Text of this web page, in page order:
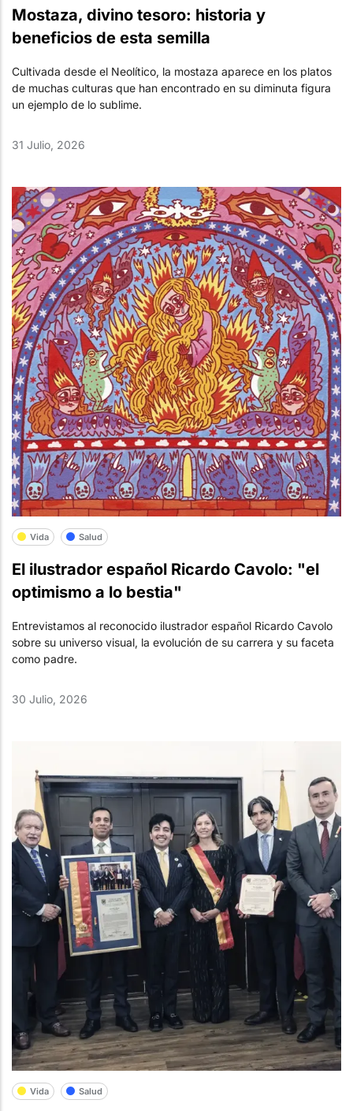
Mostaza, divino tesoro: historia y
beneficios de esta semilla
Cultivada desde el Neolítico, la mostaza aparece en los platos
de muchas culturas que han encontrado en su diminuta figura
un ejemplo de lo sublime.
31 Julio, 2026
Vida Salud
El ilustrador español Ricardo Cavolo: "el
optimismo a lo bestia"
Entrevistamos al reconocido ilustrador español Ricardo Cavolo
sobre su universo visual, la evolución de su carrera y su faceta
como padre.
30 Julio, 2026
Vida Salud